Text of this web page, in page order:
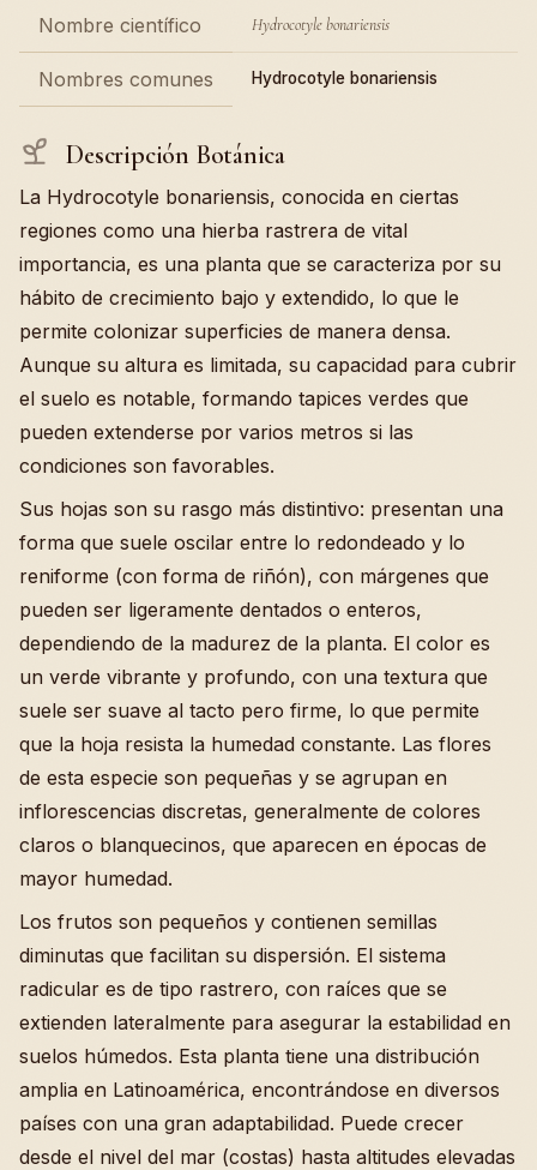
Nombre científico Hydrocotyle bonariensis
Nombres comunes Hydrocotyle bonariensis
Descripción Botánica
La Hydrocotyle bonariensis, conocida en ciertas
regiones como una hierba rastrera de vital
importancia, es una planta que se caracteriza por su
hábito de crecimiento bajo y extendido, lo que le
permite colonizar superficies de manera densa.
Aunque su altura es limitada, su capacidad para cubrir
el suelo es notable, formando tapices verdes que
pueden extenderse por varios metros si las
condiciones son favorables.
Sus hojas son su rasgo más distintivo: presentan una
forma que suele oscilar entre lo redondeado y lo
reniforme (con forma de riñón), con márgenes que
pueden ser ligeramente dentados o enteros,
dependiendo de la madurez de la planta. El color es
un verde vibrante y profundo, con una textura que
suele ser suave al tacto pero firme, lo que permite
que la hoja resista la humedad constante. Las flores
de esta especie son pequeñas y se agrupan en
inflorescencias discretas, generalmente de colores
claros o blanquecinos, que aparecen en épocas de
mayor humedad.
Los frutos son pequeños y contienen semillas
diminutas que facilitan su dispersión. El sistema
radicular es de tipo rastrero, con raíces que se
extienden lateralmente para asegurar la estabilidad en
suelos húmedos. Esta planta tiene una distribución
amplia en Latinoamérica, encontrándose en diversos
países con una gran adaptabilidad. Puede crecer
desde el nivel del mar (costas) hasta altitudes elevadas